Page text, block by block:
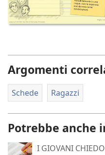
Argomenti
Schede Ragazzi
Potrebbe anche
I GIOVANI